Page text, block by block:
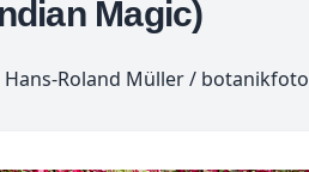
Magic)
Hans-Roland Müller / botanikfoto